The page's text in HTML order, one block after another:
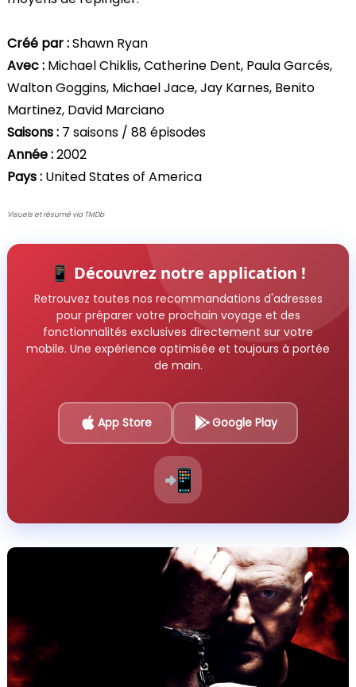
Créé par :Shawn Ryan
Avec : Michael Chiklis, Catherine Dent, Paula Garcés,
Walton Goggins, Michael Jace, Jay Karnes, Benito
Martinez, David Marciano
Saisons : 7 saisons / 88 épisodes
Année :2002
Pays : United States of America
Visuels et résumé via TMDb
📱 Découvrez notre application !
Retrouvez toutes nos recommandations d'adresses
pour préparer votre prochain voyage et des
fonctionnalités exclusives directement sur votre
mobile. Une expérience optimisée et toujours à portée
de main.
App Store Google Play
📲